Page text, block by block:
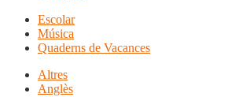
Escolar
Música
Quaderns de Vacances
Altres
Anglès